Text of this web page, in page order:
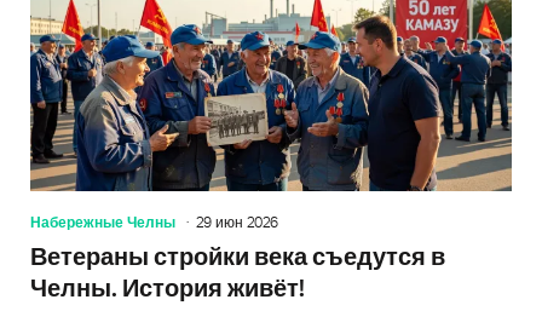
Набережные Челны 29 июн 2026
Ветераны стройки века съедутся в
Челны. История живёт!